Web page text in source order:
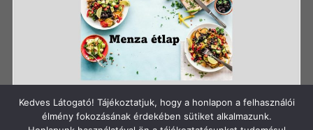
Kedves Látogató! Tájékoztatjuk, hogy a honlapon a felhasználói
élmény fokozásának érdekében sütiket alkalmazunk.